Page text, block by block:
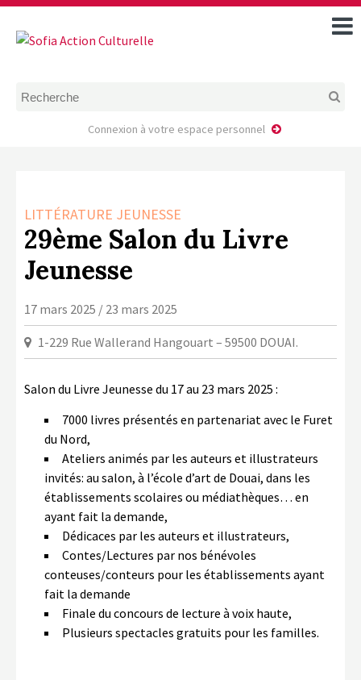
RÈGLEMENT
DEMANDE
AUTEUR/PORTEUR DE
PROJET
NUMÉRIQUE
LA CULTURE AVEC LA COPIE
RAPPORT 2019 DE L’ACTION
CULTURELLE
Connexion à votre espace personnel
LITTÉRATURE JEUNESSE
29ème Salon du Livre
Jeunesse
17 mars 2025 / 23 mars 2025
1-229 Rue Wallerand Hangouart – 59500 DOUAI.
Salon du Livre Jeunesse du 17 au 23 mars 2025 :
7000 livres présentés en partenariat avec le Furet
du Nord,
Ateliers animés par les auteurs et illustrateurs
invités: au salon, à l’école d’art de Douai, dans les
établissements scolaires ou médiathèques… en
ayant fait la demande,
Dédicaces par les auteurs et illustrateurs,
Contes/Lectures par nos bénévoles
conteuses/conteurs pour les établissements ayant
fait la demande
Finale du concours de lecture à voix haute,
Plusieurs spectacles gratuits pour les familles.